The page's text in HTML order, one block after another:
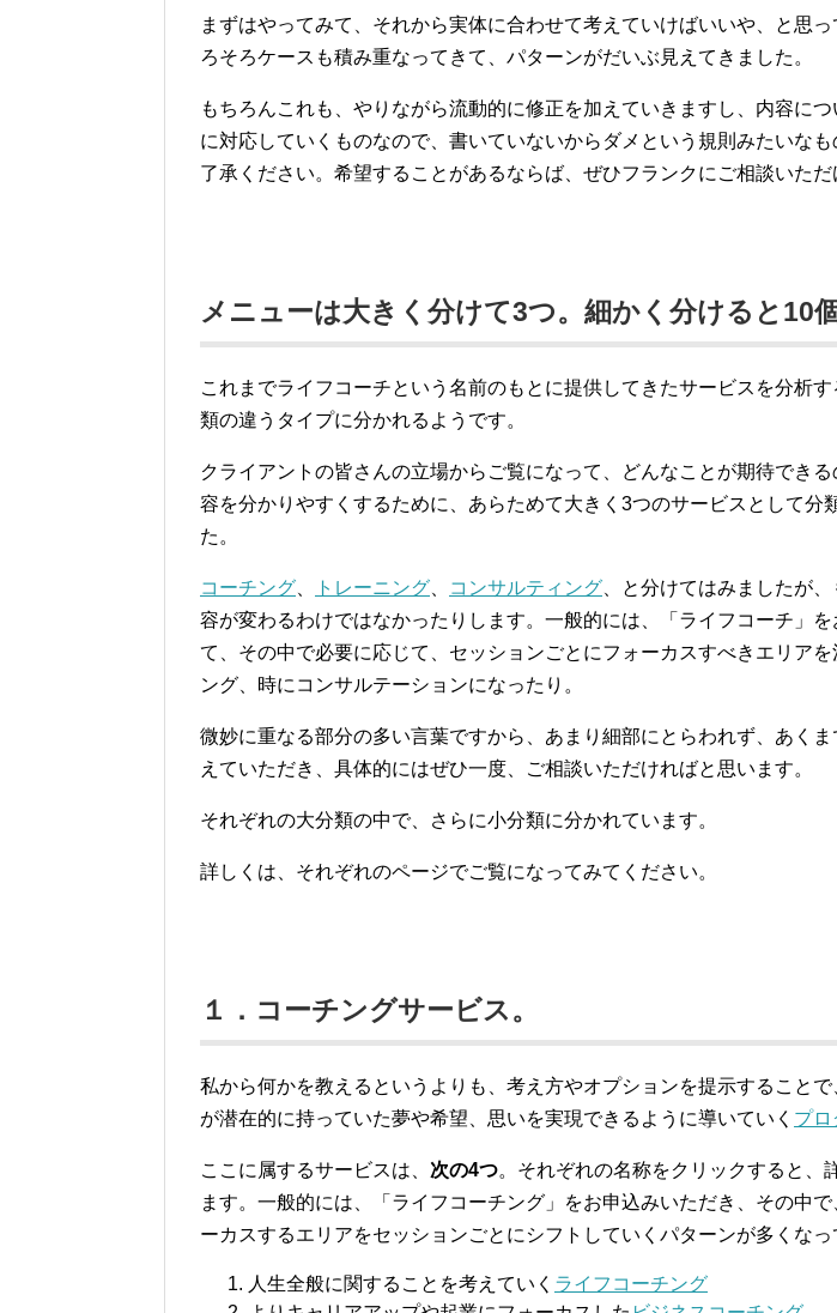
まずはやってみて、それから実体に合わせて考えていけばいいや、と思
ろそろケースも積み重なってきて、パターンがだいぶ見えてきました。
もちろんこれも、やりながら流動的に修正を加えていきますし、内容に
に対応していくものなので、書いていないからダメという規則みたいな
了承ください。希望することがあるならば、ぜひフランクにご相談いただ
メニューは大きく分けて3つ。細かく分けると10
これまでライフコーチという名前のもとに提供してきたサービスを分析
類の違うタイプに分かれるようです。
クライアントの皆さんの立場からご覧になって、どんなことが期待でき
容を分かりやすくするために、あらためて大きく3つのサービスとして分
た。
コーチング トレーニング コンサルティング 、と分けてはみましたが
容が変わるわけではなかったりします。一般的には、「ライフコーチ」
て、その中で必要に応じて、セッションごとにフォーカスすべきエリア
ング、時にコンサルテーションになったり。
微妙に重なる部分の多い言葉ですから、あまり細部にとらわれず、あく
えていただき、具体的にはぜひ一度、ご相談いただければと思います。
それぞれの大分類の中で、さらに小分類に分かれています。
詳しくは、それぞれのページでご覧になってみてください。
１．コーチングサービス。
私から何かを教えるというよりも、考え方やオプションを提示すること
が潜在的に持っていた夢や希望、思いを実現できるように導いていく プロ
ここに属するサービスは、 次の4つ。それぞれの名称をクリックすると、
ます。一般的には、「ライフコーチング」をお申込みいただき、その中
ーカスするエリアをセッションごとにシフトしていくパターンが多くなっ
人生全般に関することを考えていく ライフコーチング